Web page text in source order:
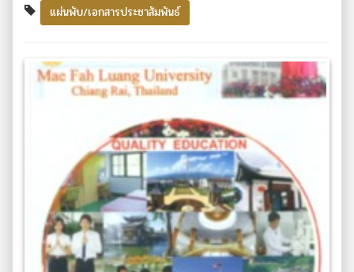
แผ่นพับ/เอกสารประชาสัมพันธ์